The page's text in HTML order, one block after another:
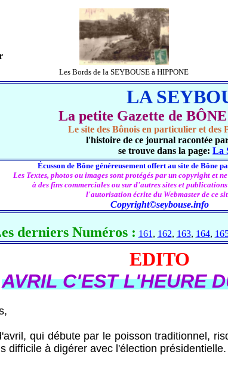
Les Bords de la SEYBOUSE à HIPPONE
LA
La petite Gazette de
Le site des Bônois en particulier et des
l'histoire de ce journal racontée
se trouve dans la page: La
Écusson de Bône généreusement offert au site de Bône
Les Textes, photos ou images sont protégés par un copyright et
à des fins commerciales ou sur d'autres sites et
l'autorisation écrite du Webmaster de ce
Copyright©seybouse.info
derniers Numéros : 161 , 162, 163, 164,
EDITO
AVRIL C'EST L'HEURE
qui débute par le poisson traditionnel,
difficile à digérer avec l'élection présidentielle.